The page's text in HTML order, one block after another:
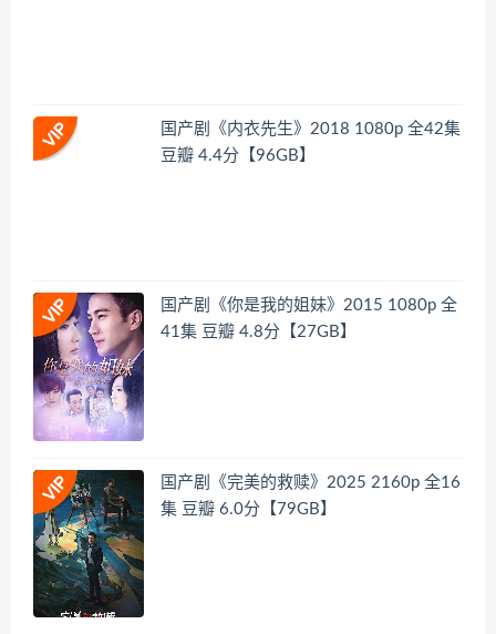
国产剧《内衣先生》2018 1080p 全42集
豆瓣 4.4分【96GB】
国产剧《你是我的姐妹》2015 1080p 全
41集 豆瓣 4.8分【27GB】
国产剧《完美的救赎》2025 2160p 全16
集 豆瓣 6.0分【79GB】